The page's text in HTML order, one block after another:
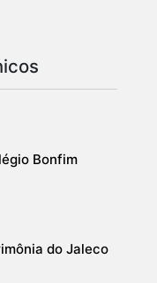
Bonfim
do Jaleco